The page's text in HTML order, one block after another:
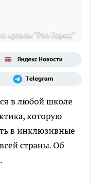
архива "Pro Город"
в любой школе
которую
в инклюзивные
страны. Об
.